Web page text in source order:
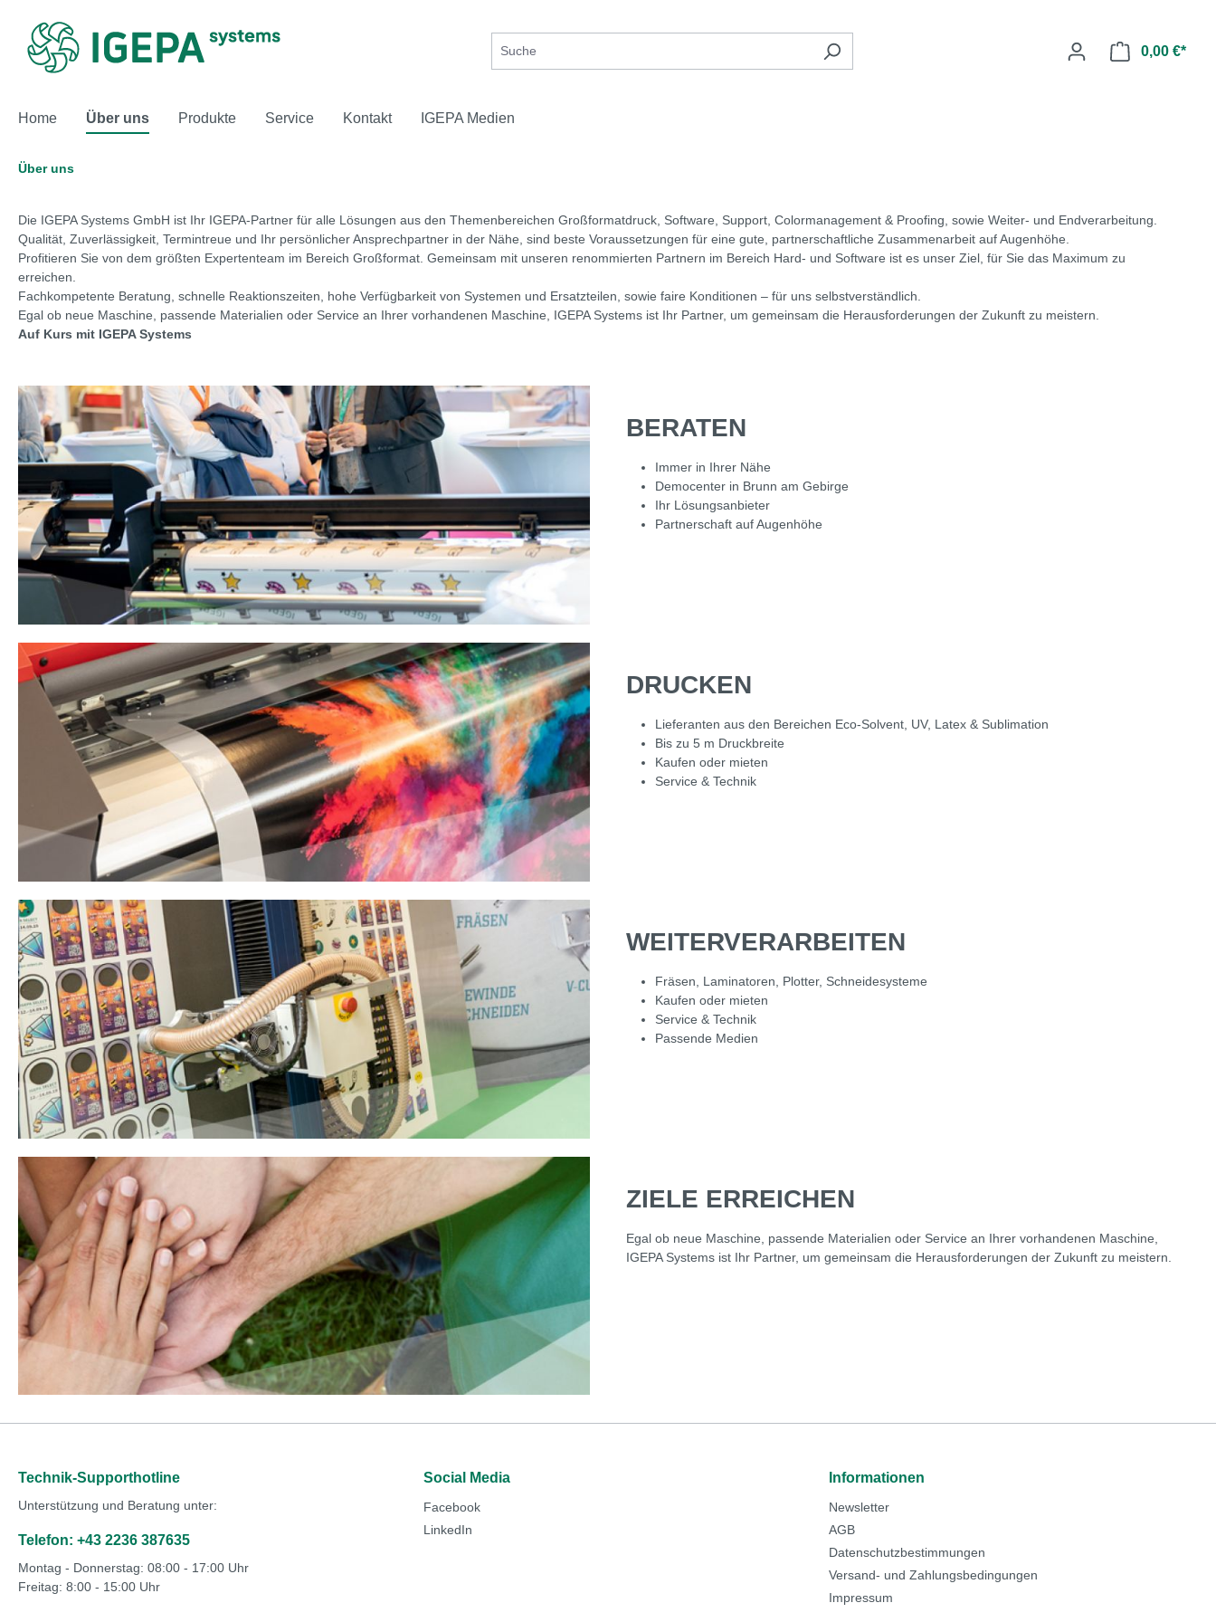
0,00 €*
Home Über uns Produkte Service Kontakt IGEPA Medien
Über uns
Die IGEPA Systems GmbH ist Ihr IGEPA-Partner für alle Lösungen aus den Themenbereichen Großformatdruck, Software, Support, Colormanagement & Proofing, sowie Weiter- und Endverarbeitung.
Qualität, Zuverlässigkeit, Termintreue und Ihr persönlicher Ansprechpartner in der Nähe, sind beste Voraussetzungen für eine gute, partnerschaftliche Zusammenarbeit auf Augenhöhe.
Profitieren Sie von dem größten Expertenteam im Bereich Großformat. Gemeinsam mit unseren renommierten Partnern im Bereich Hard- und Software ist es unser Ziel, für Sie das Maximum zu
erreichen.
Fachkompetente Beratung, schnelle Reaktionszeiten, hohe Verfügbarkeit von Systemen und Ersatzteilen, sowie faire Konditionen – für uns selbstverständlich.
Egal ob neue Maschine, passende Materialien oder Service an Ihrer vorhandenen Maschine, IGEPA Systems ist Ihr Partner, um gemeinsam die Herausforderungen der Zukunft zu meistern.
Auf Kurs mit IGEPA Systems
BERATEN
Immer in Ihrer Nähe
Democenter in Brunn am Gebirge
Ihr Lösungsanbieter
Partnerschaft auf Augenhöhe
DRUCKEN
Lieferanten aus den Bereichen Eco-Solvent, UV, Latex & Sublimation
Bis zu 5 m Druckbreite
Kaufen oder mieten
Service & Technik
WEITERVERARBEITEN
Fräsen, Laminatoren, Plotter, Schneidesysteme
Kaufen oder mieten
Service & Technik
Passende Medien
ZIELE ERREICHEN
Egal ob neue Maschine, passende Materialien oder Service an Ihrer vorhandenen Maschine,
IGEPA Systems ist Ihr Partner, um gemeinsam die Herausforderungen der Zukunft zu meistern.
Technik-Supporthotline
Unterstützung und Beratung unter:
Telefon: +43 2236 387635
Montag - Donnerstag: 08:00 - 17:00 Uhr
Freitag: 8:00 - 15:00 Uhr
Social Media
Facebook
LinkedIn
Informationen
Newsletter
AGB
Datenschutzbestimmungen
Versand- und Zahlungsbedingungen
Impressum